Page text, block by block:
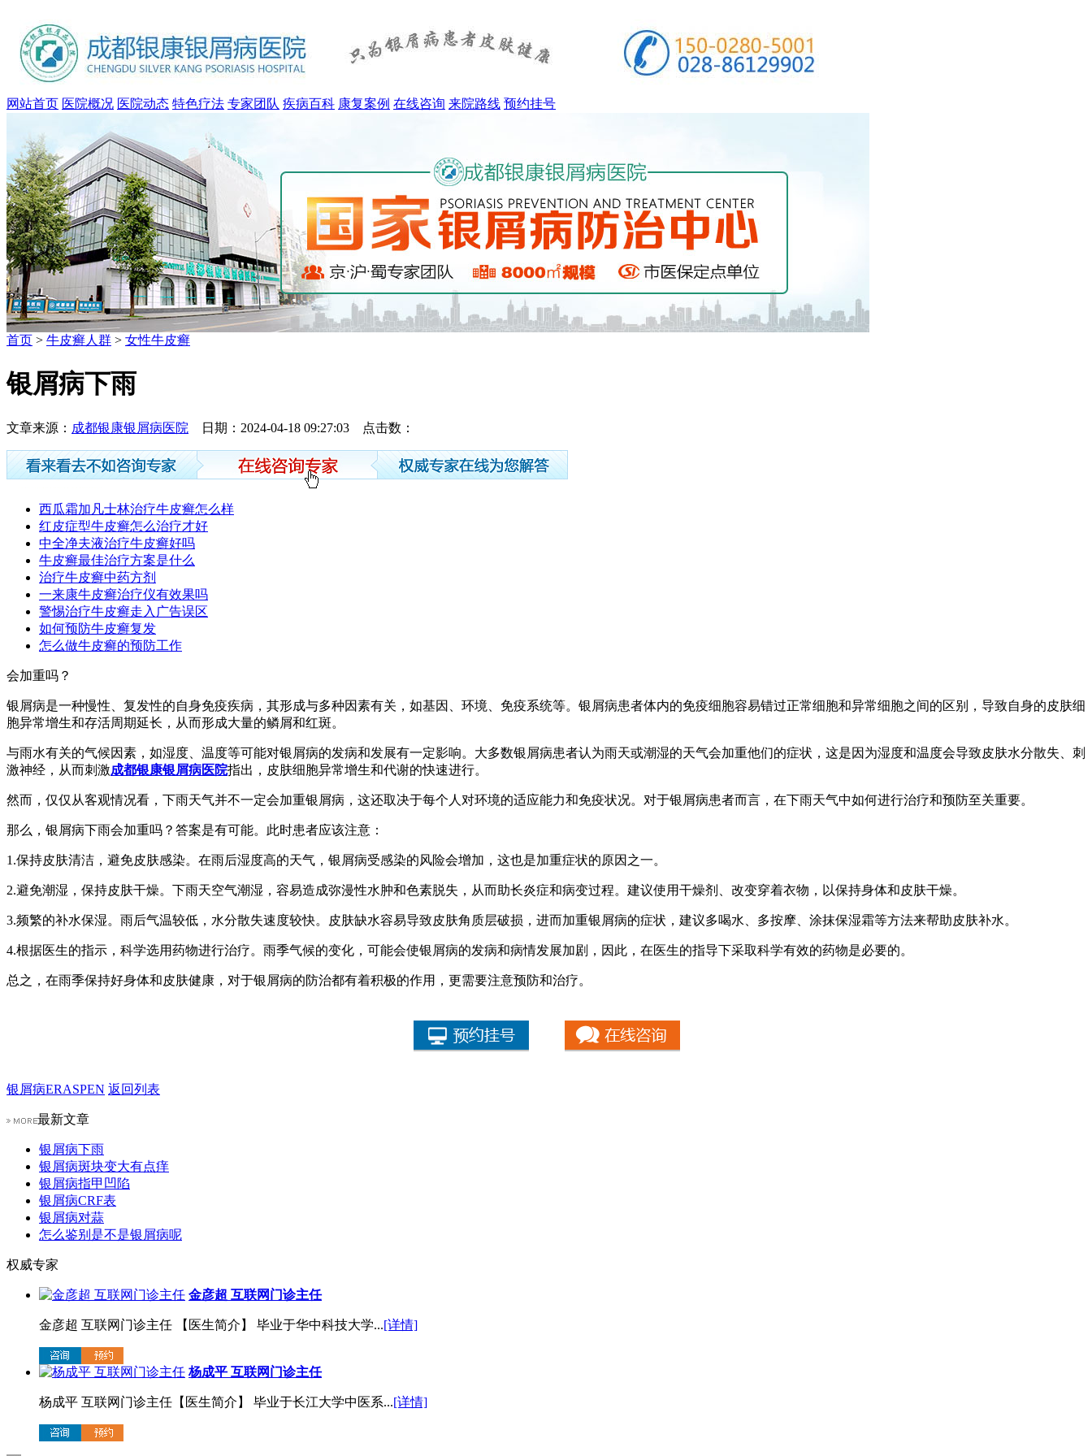
网站首页 医院概况 医院动态 特色疗法 专家团队 疾病百科 康复案例 在线咨询 来院路线 预约挂号
首页 > 牛皮癣人群 > 女性牛皮癣
银屑病下雨
文章来源： 成都银康银屑病医院 日期：2024-04-18 09:27:03 点击数：
西瓜霜加凡士林治疗牛皮癣怎么样
红皮症型牛皮癣怎么治疗才好
中全净夫液治疗牛皮癣好吗
牛皮癣最佳治疗方案是什么
治疗牛皮癣中药方剂
一来康牛皮癣治疗仪有效果吗
警惕治疗牛皮癣走入广告误区
如何预防牛皮癣复发
怎么做牛皮癣的预防工作
会加重吗？
银屑病是一种慢性、复发性的自身免疫疾病，其形成与多种因素有关，如基因、环境、免疫系统等。银屑病患者体内的免疫细胞容易错过正常细胞和异常细胞之间的区别，导致自身的皮肤细
胞异常增生和存活周期延长，从而形成大量的鳞屑和红斑。
与雨水有关的气候因素，如湿度、温度等可能对银屑病的发病和发展有一定影响。大多数银屑病患者认为雨天或潮湿的天气会加重他们的症状，这是因为湿度和温度会导致皮肤水分散失、刺
激神经，从而刺激成都银康银屑病医院指出，皮肤细胞异常增生和代谢的快速进行。
然而，仅仅从客观情况看，下雨天气并不一定会加重银屑病，这还取决于每个人对环境的适应能力和免疫状况。对于银屑病患者而言，在下雨天气中如何进行治疗和预防至关重要。
那么，银屑病下雨会加重吗？答案是有可能。此时患者应该注意：
1.保持皮肤清洁，避免皮肤感染。在雨后湿度高的天气，银屑病受感染的风险会增加，这也是加重症状的原因之一。
2.避免潮湿，保持皮肤干燥。下雨天空气潮湿，容易造成弥漫性水肿和色素脱失，从而助长炎症和病变过程。建议使用干燥剂、改变穿着衣物，以保持身体和皮肤干燥。
3.频繁的补水保湿。雨后气温较低，水分散失速度较快。皮肤缺水容易导致皮肤角质层破损，进而加重银屑病的症状，建议多喝水、多按摩、涂抹保湿霜等方法来帮助皮肤补水。
4.根据医生的指示，科学选用药物进行治疗。雨季气候的变化，可能会使银屑病的发病和病情发展加剧，因此，在医生的指导下采取科学有效的药物是必要的。
总之，在雨季保持好身体和皮肤健康，对于银屑病的防治都有着积极的作用，更需要注意预防和治疗。
银屑病ERASPEN 返回列表
最新文章
银屑病下雨
银屑病斑块变大有点痒
银屑病指甲凹陷
银屑病CRF表
银屑病对蒜
怎么鉴别是不是银屑病呢
权威专家
金彦超 互联网门诊主任
金彦超 互联网门诊主任 【医生简介】 毕业于华中科技大学...[详情]
杨成平 互联网门诊主任
杨成平 互联网门诊主任【医生简介】 毕业于长江大学中医系...[详情]